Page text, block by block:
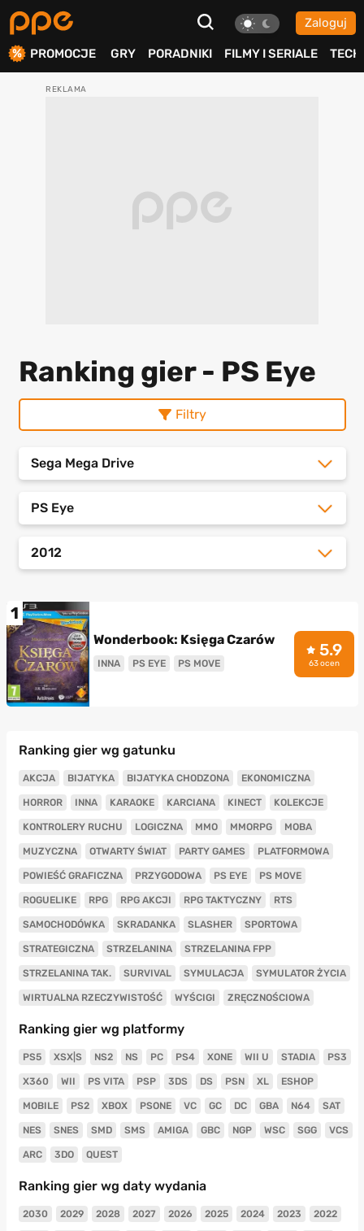
Zaloguj
PROMOCJE GRY PORADNIKI FILMY I SERIALE TECH
Ranking gier - PS Eye
Filtry
Sega Mega Drive
PS Eye
2012
1
Wonderbook: Księga Czarów
INNA PS EYE PS MOVE
5.9
63 ocen
Ranking gier wg gatunku
AKCJA BIJATYKA BIJATYKA CHODZONA EKONOMICZNA
HORROR INNA KARAOKE KARCIANA KINECT KOLEKCJE
KONTROLERY RUCHU LOGICZNA MMO MMORPG MOBA
MUZYCZNA OTWARTY ŚWIAT PARTY GAMES PLATFORMOWA
POWIEŚĆ GRAFICZNA PRZYGODOWA PS EYE PS MOVE
ROGUELIKE RPG RPG AKCJI RPG TAKTYCZNY RTS
SAMOCHODÓWKA SKRADANKA SLASHER SPORTOWA
STRATEGICZNA STRZELANINA STRZELANINA FPP
STRZELANINA TAK. SURVIVAL SYMULACJA SYMULATOR ŻYCIA
WIRTUALNA RZECZYWISTOŚĆ WYŚCIGI ZRĘCZNOŚCIOWA
Ranking gier wg platformy
PS5 XSX|S NS2 NS PC PS4 XONE WII U STADIA PS3
X360 WII PS VITA PSP 3DS DS PSN XL ESHOP
MOBILE PS2 XBOX PSONE VC GC DC GBA N64 SAT
NES SNES SMD SMS AMIGA GBC NGP WSC SGG VCS
ARC 3DO QUEST
Ranking gier wg daty wydania
2030 2029 2028 2027 2026 2025 2024 2023 2022